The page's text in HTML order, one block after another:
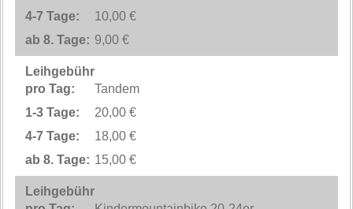
10,00 €
9,00 €
Tandem
20,00 €
18,00 €
15,00 €